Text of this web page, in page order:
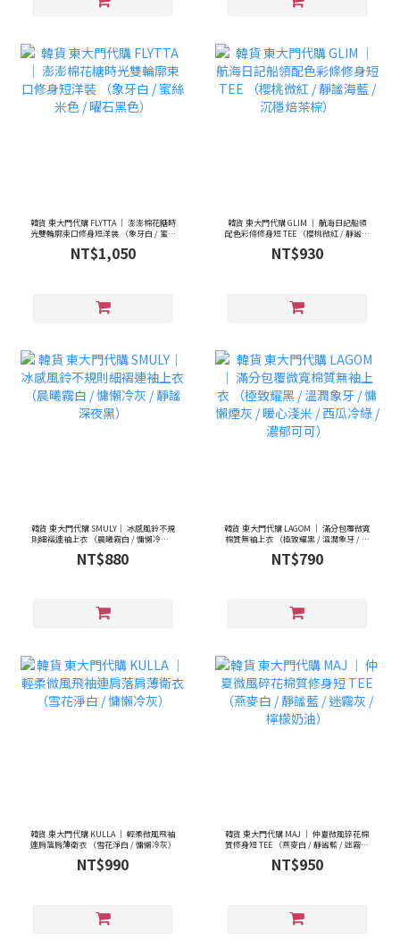
韓貨 東大門代購 FLYTTA ｜ 澎澎棉花糖時
光雙輪廓束口修身短洋裝 （象牙白 / 蜜絲
米色 / 曜石黑色）
NT$1,050
韓貨 東大門代購 GLIM ｜ 航海日記船領
配色彩條修身短 TEE （櫻桃微紅 / 靜謐海
藍 / 沉穩焙茶棕）
NT$930
韓貨 東大門代購 SMULY｜ 冰感風鈴不規
則細褶連袖上衣 （晨曦霧白 / 慵懶冷灰 /
靜謐深夜黑）
NT$880
韓貨 東大門代購 LAGOM ｜ 滿分包覆微寬
棉質無袖上衣 （極致耀黑 / 溫潤象牙 / 慵
懶煙灰 / 暖心淺米 / 西瓜冷綠 / 濃郁可
可）
NT$790
韓貨 東大門代購 KULLA ｜ 輕柔微風飛袖
連肩落肩薄衛衣 （雪花淨白 / 慵懶冷灰）
NT$990
韓貨 東大門代購 MAJ ｜ 仲夏微風碎花棉
質修身短 TEE （燕麥白 / 靜謐藍 / 迷霧灰
/ 檸檬奶油）
NT$950